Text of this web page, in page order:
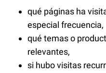
qué páginas ha
especial frecuencia,
qué temas o
relevantes,
si hubo visitas